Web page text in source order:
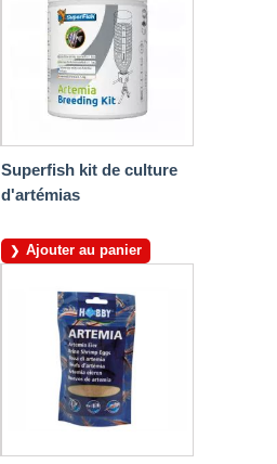
Superfish kit de culture
d'artémias
Ajouter au panier